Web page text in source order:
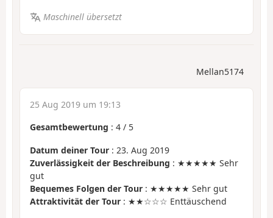
Maschinell übersetzt
Mellan5174
25 Aug 2019 um 19:13
Gesamtbewertung : 4 / 5
Datum deiner Tour : 23. Aug 2019
Zuverlässigkeit der Beschreibung : ★★★★★ Sehr
gut
Bequemes Folgen der Tour : ★★★★★ Sehr gut
Attraktivität der Tour : ★★☆☆☆ Enttäuschend